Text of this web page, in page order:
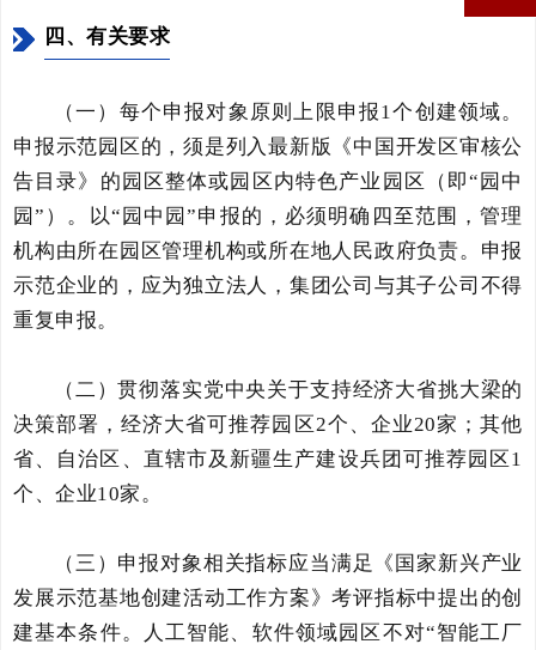
四、有关要求
（一）每个申报对象原则上限申报1个创建领域。
申报示范园区的，须是列入最新版《中国开发区审核公
告目录》的园区整体或园区内特色产业园区（即“园中
园”）。以“园中园”申报的，必须明确四至范围，管理
机构由所在园区管理机构或所在地人民政府负责。申报
示范企业的，应为独立法人，集团公司与其子公司不得
重复申报。
（二）贯彻落实党中央关于支持经济大省挑大梁的
决策部署，经济大省可推荐园区2个、企业20家；其他
省、自治区、直辖市及新疆生产建设兵团可推荐园区1
个、企业10家。
（三）申报对象相关指标应当满足《国家新兴产业
发展示范基地创建活动工作方案》考评指标中提出的创
建基本条件。人工智能、软件领域园区不对“智能工厂